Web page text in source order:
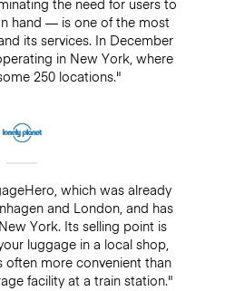
the need for users to
hand — is one of the most
its services. In December
in New York, where
250 locations."
which was already
and London, and has
York. Its selling point is
luggage in a local shop,
often more convenient than
facility at a train station."